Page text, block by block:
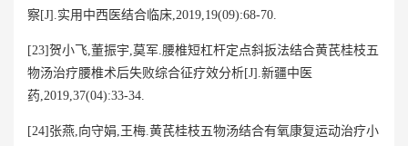
察[J].实用中西医结合临床,2019,19(09):68-70.
[23]贺小飞,董振宇,莫军.腰椎短杠杆定点斜扳法结合黄芪桂枝五
物汤治疗腰椎术后失败综合征疗效分析[J].新疆中医
药,2019,37(04):33-34.
[24]张燕,向守娟,王梅.黄芪桂枝五物汤结合有氧康复运动治疗小